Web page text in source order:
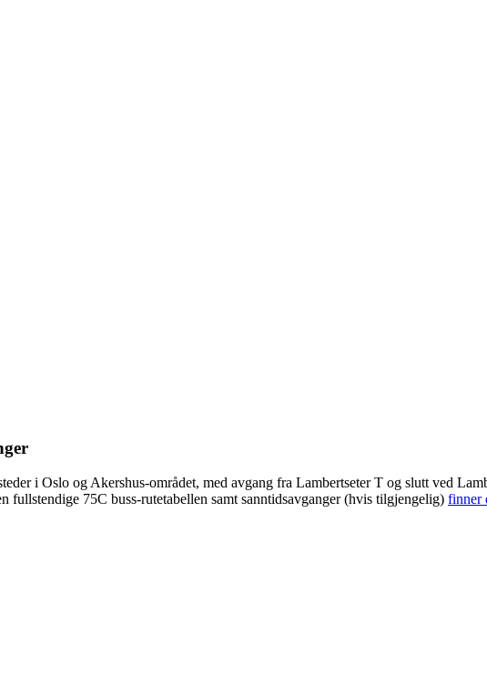
i Oslo og Akershus-området, med avgang fra Lambertseter T og slutt ved
fullstendige 75C buss-rutetabellen samt sanntidsavganger (hvis tilgjengelig) finner